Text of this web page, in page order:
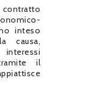
inteso
causa,
il